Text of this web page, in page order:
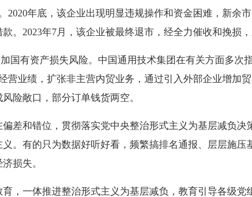
年底，该企业出现明显违规操作和资金困难，新余
。2023年7月，该企业被最终退市，经全力催收和挽损，
有资产损失风险。中国通用技术集团在有关方面多次
营业绩，扩张非主营内贸业务，通过引入外部企业增加
险敞口，部分订单钱货两空。
和错位，贯彻落实党中央整治形式主义为基层减负决
。有的只为数据好听好看，频繁搞排名通报、层层施
损失。
一体推进整治形式主义为基层减负，教育引导各级党